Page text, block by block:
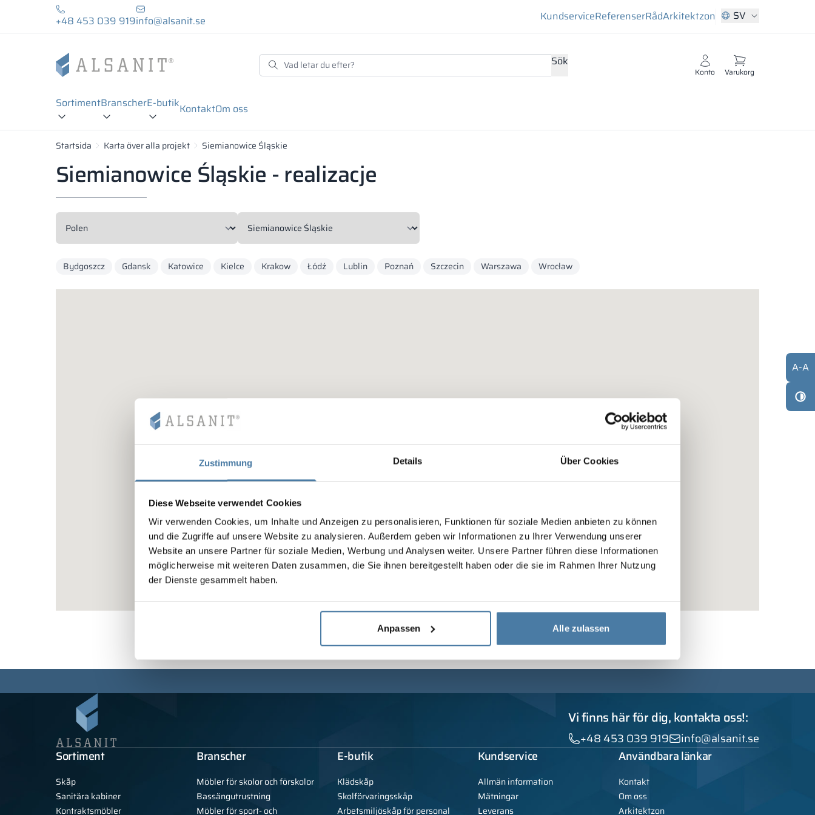
Zustimmung Details Über Cookies
Diese Webseite verwendet Cookies
Wir verwenden Cookies, um Inhalte und Anzeigen zu personalisieren, Funktionen für soziale Medien anbieten zu können
und die Zugriffe auf unsere Website zu analysieren. Außerdem geben wir Informationen zu Ihrer Verwendung unserer
Website an unsere Partner für soziale Medien, Werbung und Analysen weiter. Unsere Partner führen diese Informationen
möglicherweise mit weiteren Daten zusammen, die Sie ihnen bereitgestellt haben oder die sie im Rahmen Ihrer Nutzung
der Dienste gesammelt haben.
Anpassen Alle zulassen
+48 453 039 919info@alsanit.se KundserviceReferenserRådArkitektzon SV
Sök
Konto Varukorg
SortimentBranscherE-butikKontaktOm oss
Startsida Karta över alla projekt Siemianowice Śląskie
Siemianowice Śląskie - realizacje
Bydgoszcz Gdansk Katowice Kielce Krakow Łódź Lublin Poznań Szczecin Warszawa Wrocław
Vi finns här för dig, kontakta oss!:
+48 453 039 919
info@alsanit.se
Sortiment
Skåp
Sanitära kabiner
Kontraktsmöbler
Branscher
Möbler för skolor och förskolor
Bassängutrustning
Möbler för sport- och
E-butik
Klädskåp
Skolförvaringsskåp
Arbetsmiljöskåp för personal
Kundservice
Allmän information
Mätningar
Leverans
Användbara länkar
Kontakt
Om oss
Arkitektzon
A-A